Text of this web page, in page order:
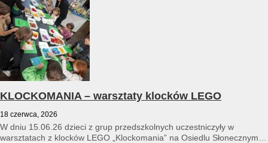
KLOCKOMANIA – warsztaty klocków LEGO
18 czerwca, 2026
W dniu 15.06.26 dzieci z grup przedszkolnych uczestniczyły w
warsztatach z klocków LEGO „Klockomania” na Osiedlu Słonecznym